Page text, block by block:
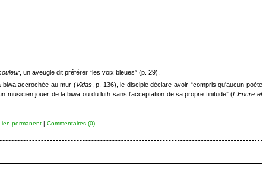
, un aveugle dit préférer “les voix bleues” (p. 29).
biwa accrochée au mur (Vidas, p. 136), le disciple déclare avoir “compris qu'aucun poète
musicien jouer de la biwa ou du luth sans l'acceptation de sa propre finitude” (L'Encre et
permanent| Commentaires (0)